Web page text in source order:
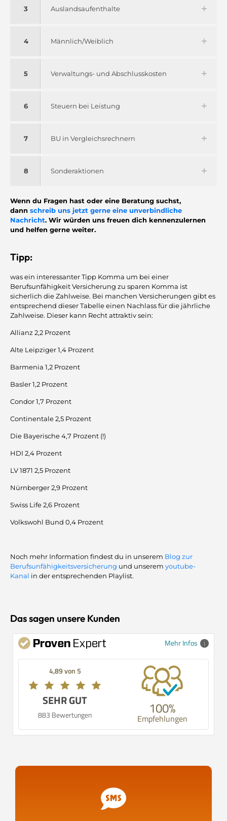
3 Auslandsaufenthalte
4 Männlich/Weiblich
5 Verwaltungs- und Abschlusskosten
6 Steuern bei Leistung
7 BU in Vergleichsrechnern
8 Sonderaktionen
Wenn du Fragen hast oder eine Beratung suchst,
dann schreib uns jetzt gerne eine unverbindliche
Nachricht. Wir würden uns freuen dich kennenzulernen
und helfen gerne weiter.
Tipp:
was ein interessanter Tipp Komma um bei einer
Berufsunfähigkeit Versicherung zu sparen Komma ist
sicherlich die Zahlweise. Bei manchen Versicherungen gibt es
entsprechend dieser Tabelle einen Nachlass für die jährliche
Zahlweise. Dieser kann Recht attraktiv sein:
Allianz 2,2 Prozent
Alte Leipziger 1,4 Prozent
Barmenia 1,2 Prozent
Basler 1,2 Prozent
Condor 1,7 Prozent
Continentale 2,5 Prozent
Die Bayerische 4,7 Prozent (!)
HDI 2,4 Prozent
LV 1871 2,5 Prozent
Nürnberger 2,9 Prozent
Swiss Life 2,6 Prozent
Volkswohl Bund 0,4 Prozent
Noch mehr Information findest du in unserem Blog zur
Berufsunfähigkeitsversicherung und unserem youtube-
Kanal in der entsprechenden Playlist.
Das sagen unsere Kunden
Mehr Infos
4,89 von 5
SEHR GUT
883 Bewertungen 100%
Empfehlungen